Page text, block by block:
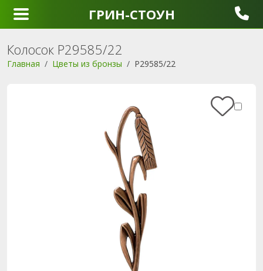
ГРИН-СТОУН
Колосок P29585/22
Главная Цветы из бронзы P29585/22